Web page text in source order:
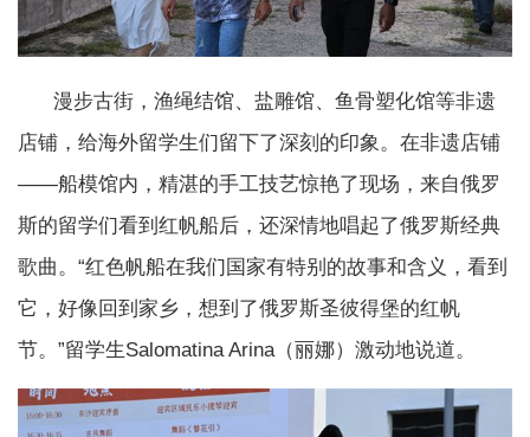
漫步古街，渔绳结馆、盐雕馆、鱼骨塑化馆等非遗
店铺，给海外留学生们留下了深刻的印象。在非遗店铺
——船模馆内，精湛的手工技艺惊艳了现场，来自俄罗
斯的留学们看到红帆船后，还深情地唱起了俄罗斯经典
歌曲。“红色帆船在我们国家有特别的故事和含义，看到
它，好像回到家乡，想到了俄罗斯圣彼得堡的红帆
节。”留学生Salomatina Arina（丽娜）激动地说道。